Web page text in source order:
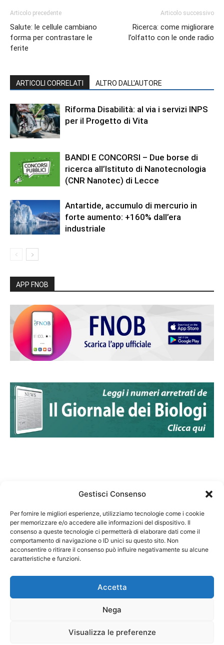
Gestisci Consenso
Per fornire le migliori esperienze, utilizziamo tecnologie come i cookie
per memorizzare e/o accedere alle informazioni del dispositivo. Il
consenso a queste tecnologie ci permetterà di elaborare dati come il
comportamento di navigazione o ID unici su questo sito. Non
acconsentire o ritirare il consenso può influire negativamente su alcune
caratteristiche e funzioni.
Accetta
Nega
Visualizza le preferenze
Articolo precedente
Salute: le cellule cambiano
forma per contrastare le
ferite
Articolo successivo
Ricerca: come migliorare
l’olfatto con le onde radio
ARTICOLI CORRELATI ALTRO DALL'AUTORE
Riforma Disabilità: al via i servizi INPS
per il Progetto di Vita
BANDI E CONCORSI – Due borse di
ricerca all’Istituto di Nanotecnologia
(CNR Nanotec) di Lecce
Antartide, accumulo di mercurio in
forte aumento: +160% dall’era
industriale
APP FNOB
Federazione Nazionale Degli Ordini dei Biologi:
codice fiscale 80069130583
Responsabile sito internet www.fnob.it:
Privacy Policy Cookie Policy